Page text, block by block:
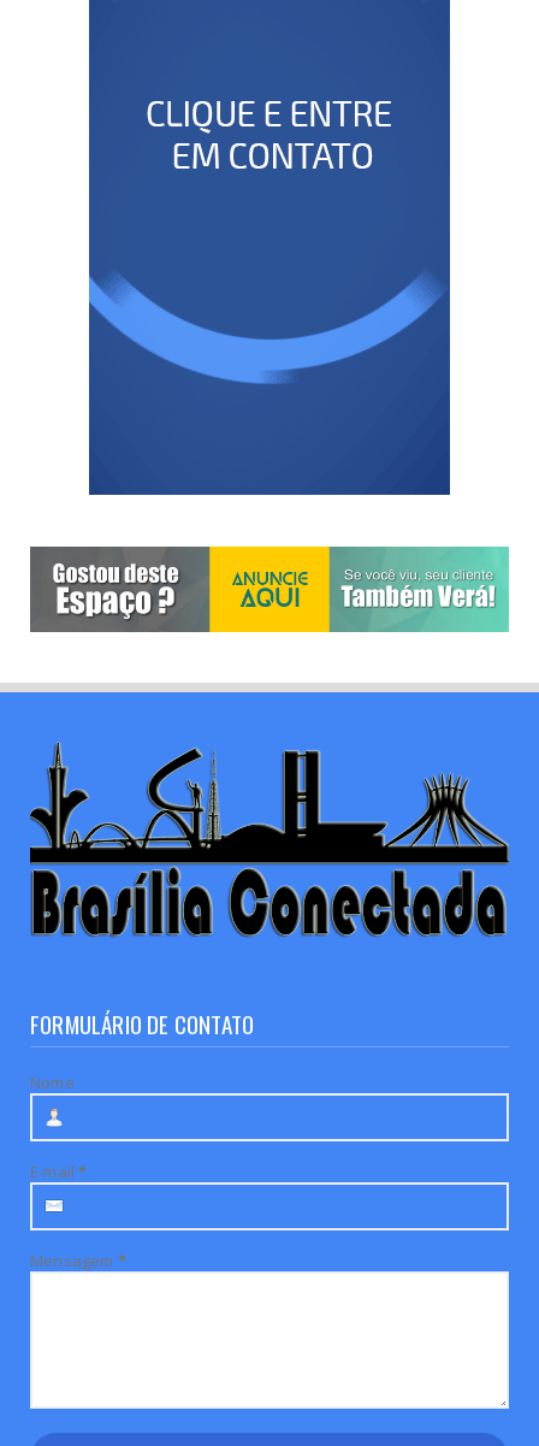
FORMULÁRIO DE CONTATO
Nome
E-mail*
Mensagem *